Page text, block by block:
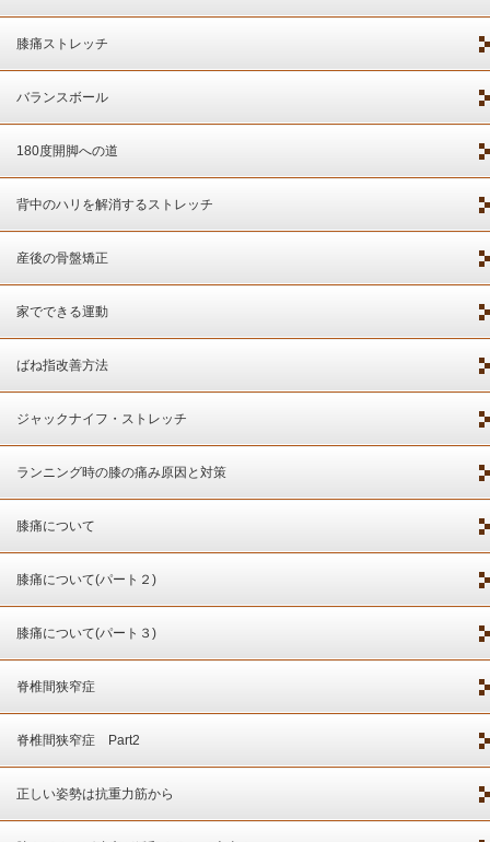
膝痛ストレッチ
バランスボール
180度開脚への道
背中のハリを解消するストレッチ
産後の骨盤矯正
家でできる運動
ばね指改善方法
ジャックナイフ・ストレッチ
ランニング時の膝の痛み原因と対策
膝痛について
膝痛について(パート２)
膝痛について(パート３)
脊椎間狭窄症
脊椎間狭窄症 Part2
正しい姿勢は抗重力筋から